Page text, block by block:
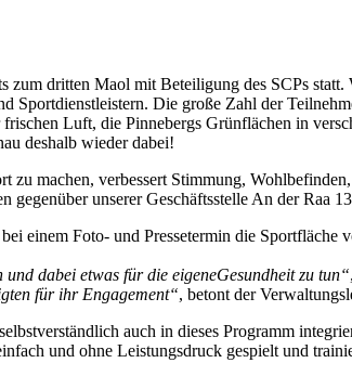
zum dritten Maol mit Beteiligung des SCPs
Sportdienstleistern. Die große Zahl der
Luft, die Pinnebergs Grünflächen in
deshalb wieder dabei!
zu machen, verbessert Stimmung,
unserer Geschäftsstelle An der Raa
einem Foto- und Pressetermin die Sportfläche
dabei etwas für die eigeneGesundheit zu tun“
für ihr Engagement“, betont der
auch in dieses Programm
und ohne Leistungsdruck gespielt und